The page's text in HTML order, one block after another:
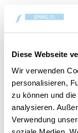
Diese Webseite
Wir verwenden
personalisieren,
zu können und
analysieren.
Verwendung